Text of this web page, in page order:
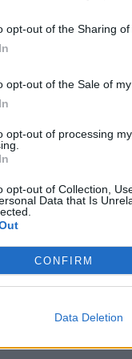
opt-out of the Sharing of
opt-out of the Sale of
opt-out of processing
opt-out of Collection,
Data that Is
CONFIRM
Data Deletion
de acidosis
del cuerpo.
o
estos
acuesta.